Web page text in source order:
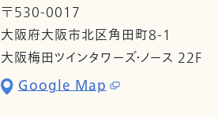
〒530-0017
大阪府大阪市北区角田町8-1
大阪梅田ツインタワーズ・ノース 22F
Google Map